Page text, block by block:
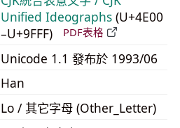
Unified Ideographs (U+4E00
–U+9FFF)
PDF表格
Unicode 1.1 發布於 1993/06
Han
Lo / 其它字母 (Other_Letter)